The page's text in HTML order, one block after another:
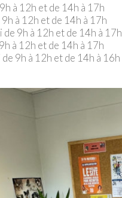
à 12h et de 14h à 17h
à 12h et de 14h à 17h
9h à 12h et de 14h à 17h
à 12h et de 14h à 17h
9h à 12h et de 14h à 16h